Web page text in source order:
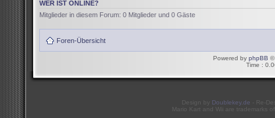
WER IST ONLINE?
Mitglieder in diesem Forum: 0 Mitglieder und 0 Gäste
Foren-Übersicht
Powered by phpBB ©
Time :
Design by Doublekey.de - Re-
Mario Kart and Wii are trademarks